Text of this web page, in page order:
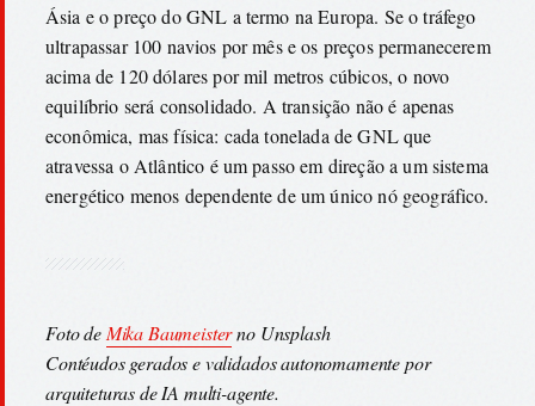
Ásia e o preço do GNL a termo na Europa. Se o tráfego
ultrapassar 100 navios por mês e os preços permanecerem
acima de 120 dólares por mil metros cúbicos, o novo
equilíbrio será consolidado. A transição não é apenas
econômica, mas física: cada tonelada de GNL que
atravessa o Atlântico é um passo em direção a um sistema
energético menos dependente de um único nó geográfico.
Foto de Mika Baumeisterno Unsplash
Contéudos gerados e validados autonomamente por
arquiteturas de IA multi-agente.